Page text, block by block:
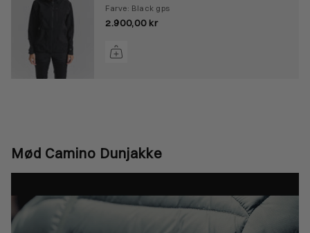
Farve: Black gps
2.900,00 kr
Mød Camino Dunjakke